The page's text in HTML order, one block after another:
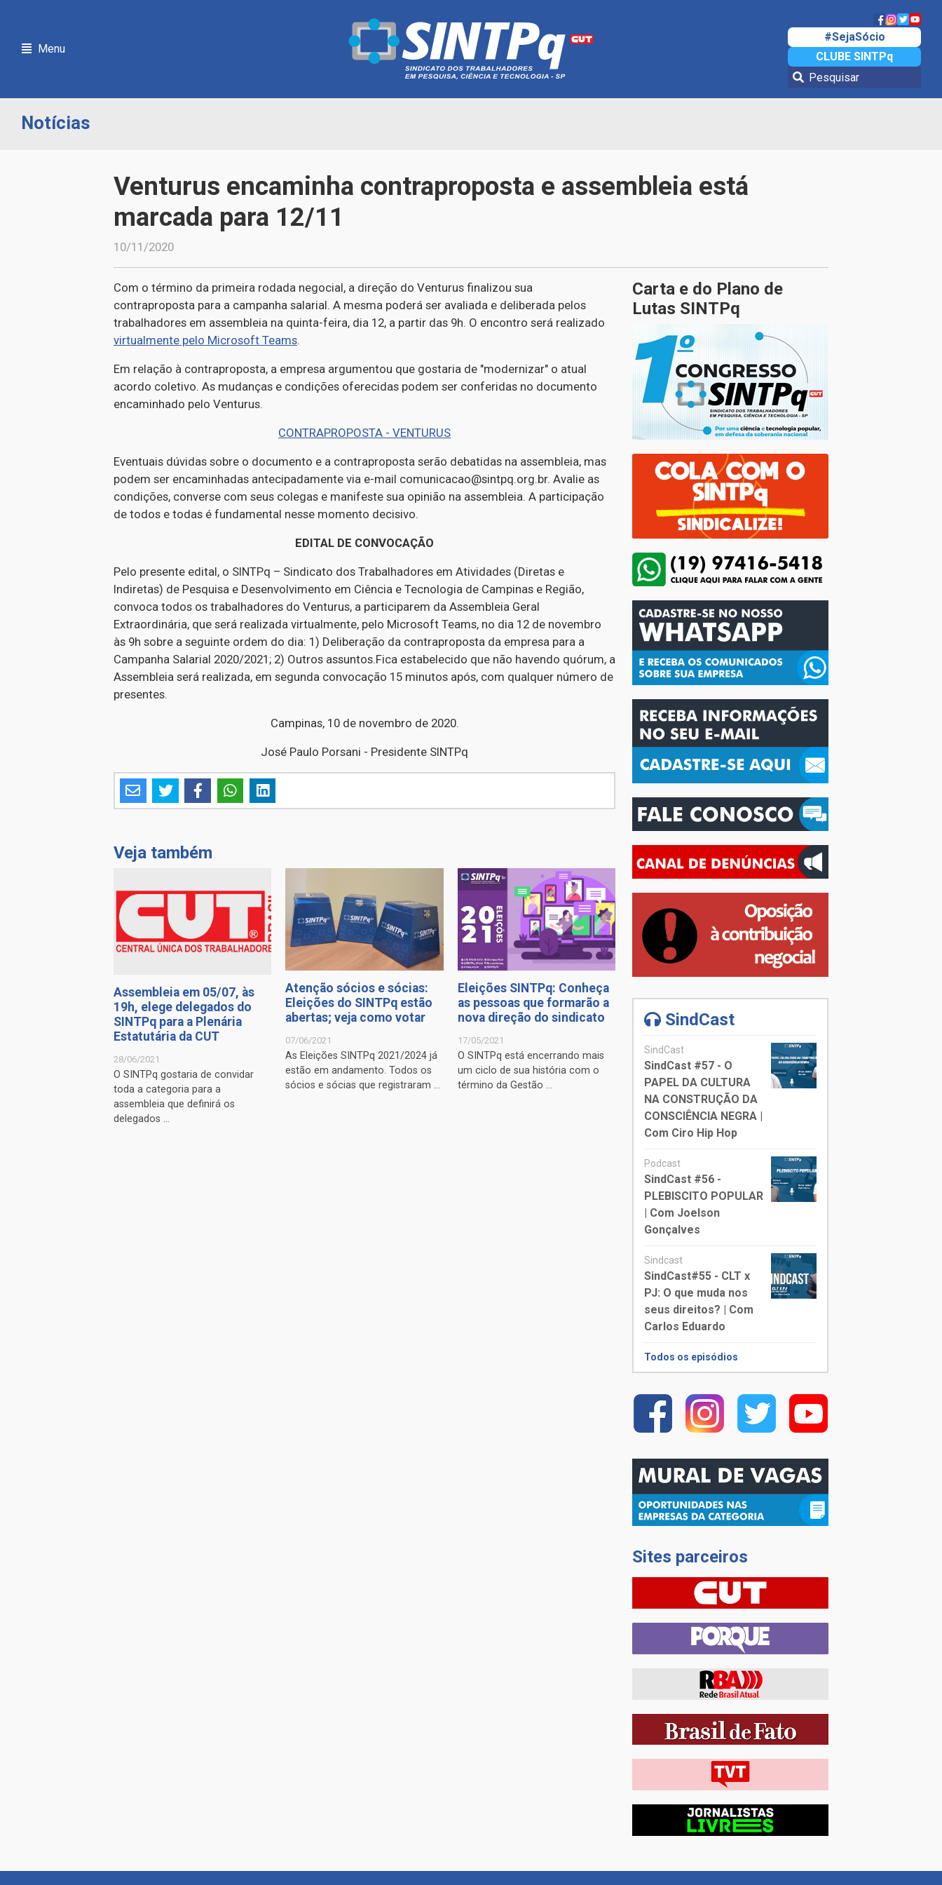
Menu
#SejaSócio
CLUBE SINTPq
Notícias
Venturus encaminha contraproposta e assembleia está
marcada para 12/11
10/11/2020
Com o término da primeira rodada negocial, a direção do Venturus finalizou sua
contraproposta para a campanha salarial. A mesma poderá ser avaliada e deliberada pelos
trabalhadores em assembleia na quinta-feira, dia 12, a partir das 9h. O encontro será realizado
virtualmente pelo Microsoft Teams.
Em relação à contraproposta, a empresa argumentou que gostaria de "modernizar" o atual
acordo coletivo. As mudanças e condições oferecidas podem ser conferidas no documento
encaminhado pelo Venturus.
CONTRAPROPOSTA - VENTURUS
Eventuais dúvidas sobre o documento e a contraproposta serão debatidas na assembleia, mas
podem ser encaminhadas antecipadamente via e-mail comunicacao@sintpq.org.br. Avalie as
condições, converse com seus colegas e manifeste sua opinião na assembleia. A participação
de todos e todas é fundamental nesse momento decisivo.
EDITAL DE CONVOCAÇÃO
Pelo presente edital, o SINTPq – Sindicato dos Trabalhadores em Atividades (Diretas e
Indiretas) de Pesquisa e Desenvolvimento em Ciência e Tecnologia de Campinas e Região,
convoca todos os trabalhadores do Venturus, a participarem da Assembleia Geral
Extraordinária, que será realizada virtualmente, pelo Microsoft Teams, no dia 12 de novembro
às 9h sobre a seguinte ordem do dia: 1) Deliberação da contraproposta da empresa para a
Campanha Salarial 2020/2021; 2) Outros assuntos.Fica estabelecido que não havendo quórum, a
Assembleia será realizada, em segunda convocação 15 minutos após, com qualquer número de
presentes.
Campinas, 10 de novembro de 2020.
José Paulo Porsani - Presidente SINTPq
Veja também
Assembleia em 05/07, às
19h, elege delegados do
SINTPq para a Plenária
Estatutária da CUT
28/06/2021
O SINTPq gostaria de convidar
toda a categoria para a
assembleia que definirá os
delegados ...
Atenção sócios e sócias:
Eleições do SINTPq estão
abertas; veja como votar
07/06/2021
As Eleições SINTPq 2021/2024 já
estão em andamento. Todos os
sócios e sócias que registraram ...
Eleições SINTPq: Conheça
as pessoas que formarão a
nova direção do sindicato
17/05/2021
O SINTPq está encerrando mais
um ciclo de sua história com o
término da Gestão ...
Carta e do Plano de
Lutas SINTPq
SindCast
SindCast
SindCast #57 - O
PAPEL DA CULTURA
NA CONSTRUÇÃO DA
CONSCIÊNCIA NEGRA |
Com Ciro Hip Hop
Podcast
SindCast #56 -
PLEBISCITO POPULAR
| Com Joelson
Gonçalves
Sindcast
SindCast#55 - CLT x
PJ: O que muda nos
seus direitos? | Com
Carlos Eduardo
Todos os episódios
Sites parceiros